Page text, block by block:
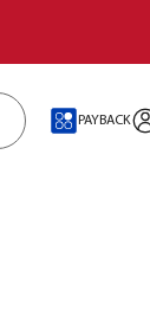
PAYBACK